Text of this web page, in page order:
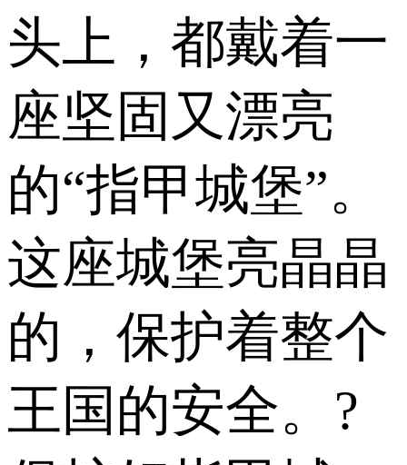
头上，都戴着一
座坚固又漂亮
的“指甲城堡”。
这座城堡亮晶晶
的，保护着整个
王国的安全。?